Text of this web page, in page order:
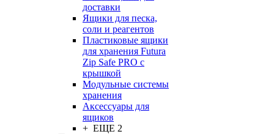
доставки
Ящики для песка,
соли и реагентов
Пластиковые ящики
для хранения Futura
Zip Safe PRO с
крышкой
Модульные системы
хранения
Аксессуары для
ящиков
+ ЕЩЕ 2